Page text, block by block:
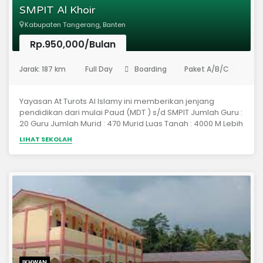
(Sekolah Khusus Putri dan Terampil)Menumbuhkan
kecintaan dan kepedulian warga sekolah pada
lingkungan. (Berwawasan Lingkungan)
SMPIT Al Khoir
Kabupaten Tangerang, Banten
Rp.950,000/Bulan
Jarak: 187 km Full Day Boarding Paket A/B/C
Yayasan At Turots Al Islamy ini memberikan jenjang
pendidikan dari mulai Paud (MDT ) s/d SMPIT Jumlah Guru :
20 Guru Jumlah Murid : 470 Murid Luas Tanah : 4000 M Lebih
Gaji Guru : Sebagian UMR Kota Serang, Sebagian Honorer
Akreditasi : A Penilaian akreditasi tahun 2019 belum
diumumkan nilainya.
LIHAT SEKOLAH